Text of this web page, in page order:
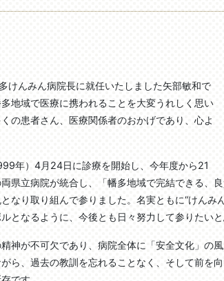
けんみん病院長に就任いたしました矢部敏和で
地域で医療に携われることを大変うれしく思い
の患者さん、医療関係者のおかげであり、心よ
年）4月24日に診療を開始し、今年度から21
県立病院が統合し、「幡多地域で完結できる、
なり取り組んで参りました。名実ともに“けんみ
となるように、今後とも日々努力して参りたいと
神が不可欠であり、病院全体に「安全文化」の風
ら、過去の教訓を忘れることなく、そして前を